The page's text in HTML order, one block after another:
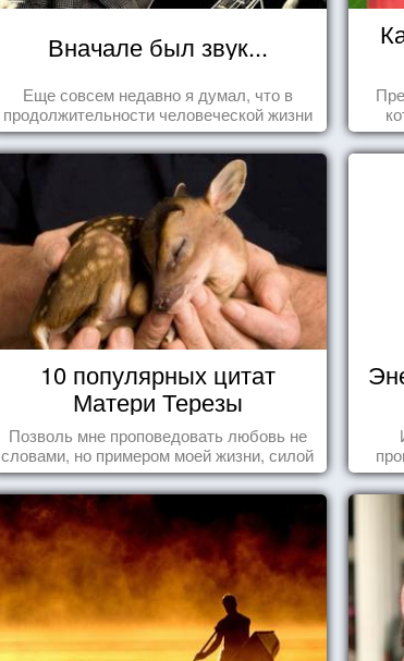
Вначале был звук...
Еще совсем недавно я думал, что в
продолжительности человеческой жизни
заложена какая-то ошибка.
10 популярных цитат
Матери Терезы
Позволь мне проповедовать любовь не
словами, но примером моей жизни, силой
влечения, воодушевляющим влиянием ...